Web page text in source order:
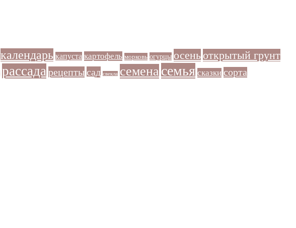
календарь капуста картофель морковь огурцы осень открытый грунт
рассада рецептысад свекла семена семья сказки сорта